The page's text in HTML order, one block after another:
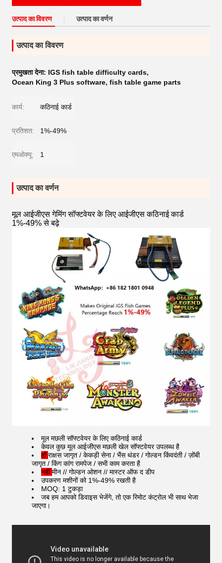
उत्पाद का विवरण उत्पाद का वर्णन
उत्पाद का विवरण
प्रमुखता देना: IGS fish table difficulty cards,
Ocean King 3 Plus software, fish table game parts
कार्य: कठिनाई कार्ड
प्रतिशत: 1%-49%
एमओक्यू: 1
उत्पाद का वर्णन
मूल आईजीएस गेमिंग सॉफ्टवेयर के लिए आईजीएस कठिनाई कार्ड
1%-49% से बढ़े
मूल मछली सॉफ्टवेयर के लिए कठिनाई कार्ड
केवल कुछ मूल आईजीएस मछली खेल सॉफ्टवेयर उपलब्ध है
हाँ:राक्षस जागृत / केकड़ी सेना / भैंस थंडर / गोल्डन किंवदंती / ज़ोंबी
जागृत / किंग कांग रामपेज / सभी काम करता है
नहीं:मीन // गोल्डन ओशन // मास्टर ऑफ द डीप
उपकरण मशीनों को 1%-49% रखती है
MOQ: 1 टुकड़ा
जब हम आपको डिवाइस भेजेंगे, तो एक रिमोट कंट्रोल भी साथ भेजा
जाएगा।